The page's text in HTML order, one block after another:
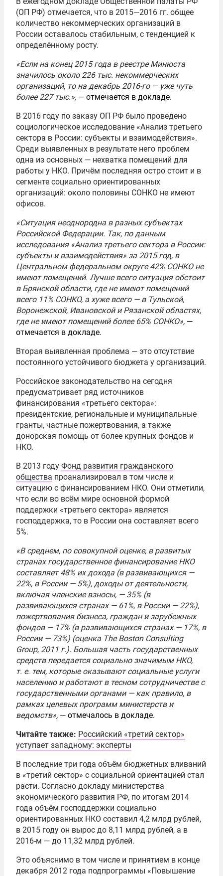
(ОП РФ) отмечается, что в 2015—2016 гг. общее
количество некоммерческих организаций в
России оставалось стабильным, с тенденцией к
определённому росту.
«Если на конец 2015 года в реестре Минюста
значилось около 226 тыс. некоммерческих
организаций, то на декабрь 2016-го — уже чуть
более 227 тыс.», — отмечается в докладе.
В 2016 году по заказу ОП РФ было проведено
социологическое исследование «Анализ третьего
сектора в России: субъекты и взаимодействия».
Среди выявленных в результате него проблем
одна из основных — нехватка помещений для
работы у НКО. Причём последняя остро стоит и в
сегменте социально ориентированных
организаций: около половины СОНКО не имеют
офисов.
«Ситуация неоднородна в разных субъектах
Российской Федерации. Так, по данным
исследования «Анализ третьего сектора в России:
субъекты и взаимодействия» за 2015 год, в
Центральном федеральном округе 42% СОНКО не
имеют помещений. Лучше всего ситуация обстоит
в Брянской области, где не имеют помещений
всего 11% СОНКО, а хуже всего — в Тульской,
Воронежской, Ивановской и Рязанской областях,
где не имеют помещений более 65% СОНКО», —
отмечается в докладе.
Вторая выявленная проблема — это отсутствие
постоянного устойчивого бюджета у организаций.
Российское законодательство на сегодня
предусматривает ряд источников
финансирования «третьего сектора»:
президентские, региональные и муниципальные
гранты, частные пожертвования, а также
донорская помощь от более крупных фондов и
НКО.
В 2013 году Фонд развития гражданского
общества проанализировал в том числе и
ситуацию с финансированием НКО. Они отметили,
что если во всём мире основной формой
поддержки «третьего сектора» является
господдержка, то в России она составляет всего
5%.
«В среднем, по совокупной оценке, в развитых
странах государственное финансирование НКО
составляет 48% их дохода (в развивающихся —
22%, в России — 5%), доходы от деятельности,
включая членские взносы, — 35% (в
развивающихся странах — 61%, в России — 22%),
пожертвования бизнеса, граждан и зарубежных
фондов — 17% (в развивающихся странах — 17%, в
России — 73%) (оценка The Boston Consulting
Group, 2011 г.). Большая часть государственных
средств передается социально значимым НКО,
т. е. тем, которые оказывают социальные услуги
населению и работают в тесном сотрудничестве с
государственными органами — как правило, в
рамках целевых программ министерств и
ведомств», — отмечалось в докладе.
Читайте также: Российский «третий сектор»
уступает западному: эксперты
В последние три года объём бюджетных вливаний
в «третий сектор» с социальной ориентацией стал
расти. Согласно докладу министерства
экономического развития РФ, по итогам 2014
года объём господдержки социально
ориентированных НКО составил 4,2 млрд рублей,
в 2015 году он вырос до 8,11 млрд рублей, а в
2016-м — до 11,32 млрд рублей.
Это объяснимо в том числе и принятием в конце
декабря 2012 года подпрограммы «Повышение